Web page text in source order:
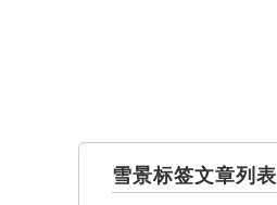
雪景标签文章列表